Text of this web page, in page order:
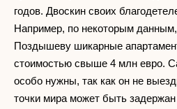
годов. Двоскин своих
Например, по некоторым данным,
Поздышеву шикарные
стоимостью свыше 4 млн евро.
особо нужны, так как он не
точки мира может быть